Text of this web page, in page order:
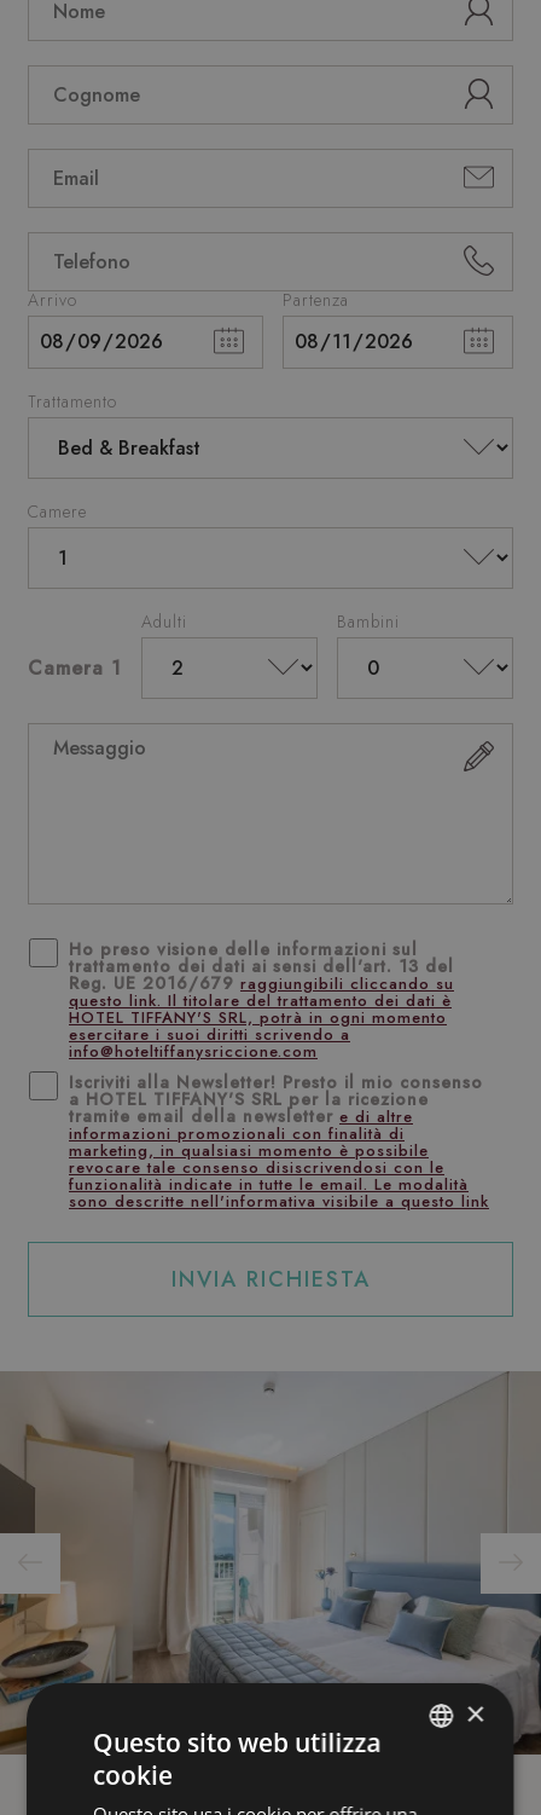
Arrivo Partenza
Trattamento
Camere
Camera 1
Adulti Bambini
Ho preso visione delle informazioni sul
trattamento dei dati ai sensi dell'art. 13 del
Reg. UE 2016/679 raggiungibili cliccando su
questo link. Il titolare del trattamento dei dati è
HOTEL TIFFANY'S SRL, potrà in ogni momento
esercitare i suoi diritti scrivendo a
info@hoteltiffanysriccione.com
Iscriviti alla Newsletter! Presto il mio consenso
a HOTEL TIFFANY'S SRL per la ricezione
tramite email della newsletter e di altre
informazioni promozionali con finalità di
marketing, in qualsiasi momento è possibile
revocare tale consenso disiscrivendosi con le
funzionalità indicate in tutte le email. Le modalità
sono descritte nell'informativa visibile a questo link
INVIA RICHIESTA
×
Questo sito web utilizza
cookie